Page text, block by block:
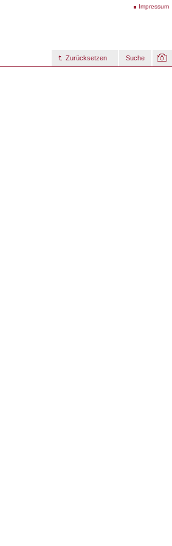
Impressum
Zurücksetzen Suche